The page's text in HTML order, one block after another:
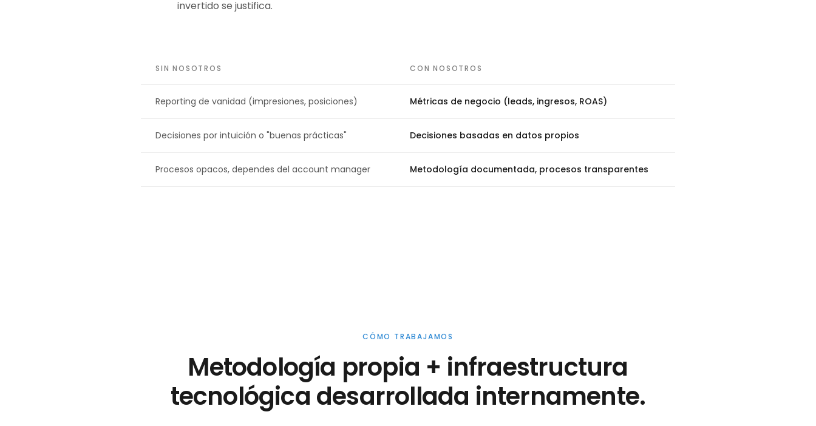
invertido se justifica.
SIN NOSOTROS CON NOSOTROS
Reporting de vanidad (impresiones, posiciones) Métricas de negocio (leads, ingresos, ROAS)
Decisiones por intuición o "buenas prácticas" Decisiones basadas en datos propios
Procesos opacos, dependes del account manager Metodología documentada, procesos transparentes
CÓMO TRABAJAMOS
Metodología propia + infraestructura
tecnológica desarrollada internamente.